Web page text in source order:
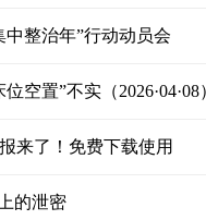
整治年”行动动员会
空置”不实（2026·04·08
来了！免费下载使用
的泄密